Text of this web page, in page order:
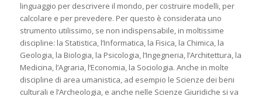
linguaggio per descrivere il mondo, per costruire modelli, per
calcolare e per prevedere. Per questo è considerata uno
strumento utilissimo, se non indispensabile, in moltissime
discipline: la Statistica, l’Informatica, la Fisica, la Chimica, la
Geologia, la Biologia, la Psicologia, l’Ingegneria, l’Architettura, la
Medicina, l’Agraria, l’Economia, la Sociologia. Anche in molte
discipline di area umanistica, ad esempio le Scienze dei beni
culturali e l’Archeologia, e anche nelle Scienze Giuridiche si va